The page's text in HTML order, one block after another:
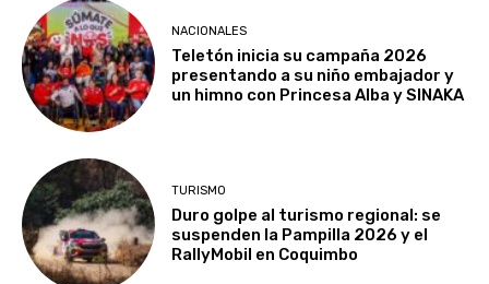
NACIONALES
Teletón inicia su campaña 2026
presentando a su niño embajador y
un himno con Princesa Alba y SINAKA
TURISMO
Duro golpe al turismo regional: se
suspenden la Pampilla 2026 y el
RallyMobil en Coquimbo